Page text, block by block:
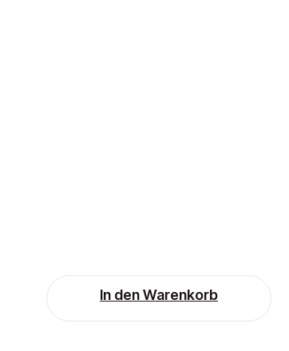
In den Warenkorb